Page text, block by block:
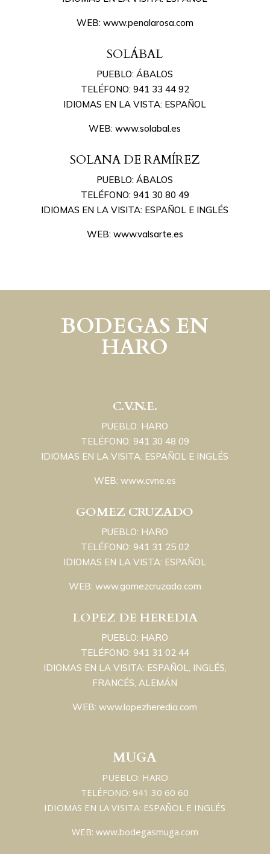
WEB: www.penalarosa.com
SOLÁBAL
PUEBLO: ÁBALOS
TELÉFONO: 941 33 44 92
IDIOMAS EN LA VISTA: ESPAÑOL
WEB: www.solabal.es
SOLANA DE RAMÍREZ
PUEBLO: ÁBALOS
TELÉFONO: 941 30 80 49
IDIOMAS EN LA VISITA: ESPAÑOL E INGLÉS
WEB: www.valsarte.es
BODEGAS EN
HARO
C.V.N.E.
PUEBLO: HARO
TELÉFONO: 941 30 48 09
IDIOMAS EN LA VISITA: ESPAÑOL E INGLÉS
WEB: www.cvne.es
GOMEZ CRUZADO
PUEBLO: HARO
TELÉFONO: 941 31 25 02
IDIOMAS EN LA VISTA: ESPAÑOL
WEB: www.gomezcruzado.com
LOPEZ DE HEREDIA
PUEBLO: HARO
TELÉFONO: 941 31 02 44
IDIOMAS EN LA VISITA: ESPAÑOL, INGLÉS,
FRANCÉS, ALEMÁN
WEB: www.lopezheredia.com
MUGA
PUEBLO: HARO
TELÉFONO: 941 30 60 60
IDIOMAS EN LA VISITA: ESPAÑOL E INGLÉS
WEB: www.bodegasmuga.com